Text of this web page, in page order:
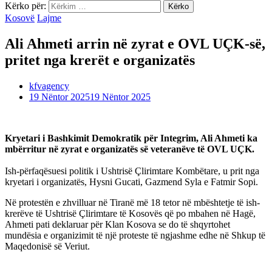
Kërko për:
Kosovë Lajme
Ali Ahmeti arrin në zyrat e OVL UÇK-së,
pritet nga krerët e organizatës
kfvagency
19 Nëntor 202519 Nëntor 2025
Kryetari i Bashkimit Demokratik për Integrim, Ali Ahmeti ka
mbërritur në zyrat e organizatës së veteranëve të OVL UÇK.
Ish-përfaqësuesi politik i Ushtrisë Çlirimtare Kombëtare, u prit nga
kryetari i organizatës, Hysni Gucati, Gazmend Syla e Fatmir Sopi.
Në protestën e zhvilluar në Tiranë më 18 tetor në mbështetje të ish-
krerëve të Ushtrisë Çlirimtare të Kosovës që po mbahen në Hagë,
Ahmeti pati deklaruar për Klan Kosova se do të shqyrtohet
mundësia e organizimit të një proteste të ngjashme edhe në Shkup të
Maqedonisë së Veriut.